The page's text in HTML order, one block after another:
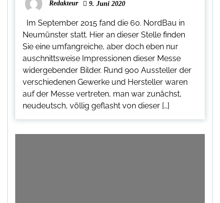
Redakteur 9. Juni 2020
Im September 2015 fand die 60. NordBau in
Neumünster statt. Hier an dieser Stelle finden
Sie eine umfangreiche, aber doch eben nur
auschnittsweise Impressionen dieser Messe
widergebender Bilder. Rund 900 Aussteller der
verschiedenen Gewerke und Hersteller waren
auf der Messe vertreten, man war zunächst,
neudeutsch, völlig geflasht von dieser […]